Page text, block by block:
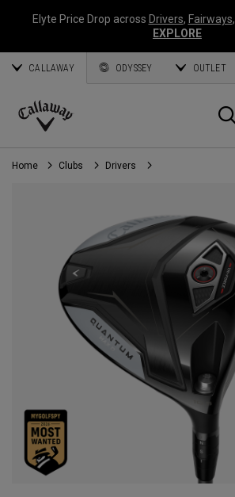
Elyte Price Drop across Drivers, Fairways,
EXPLORE
CALLAWAY ODYSSEY OUTLET
Callaway
Golf
Home Clubs Drivers